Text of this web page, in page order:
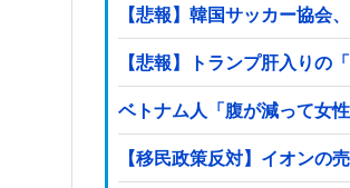
【悲報】韓国サッカー協会
【悲報】トランプ肝入りの
ベトナム人「腹が減って女
【移民政策反対】イオンの